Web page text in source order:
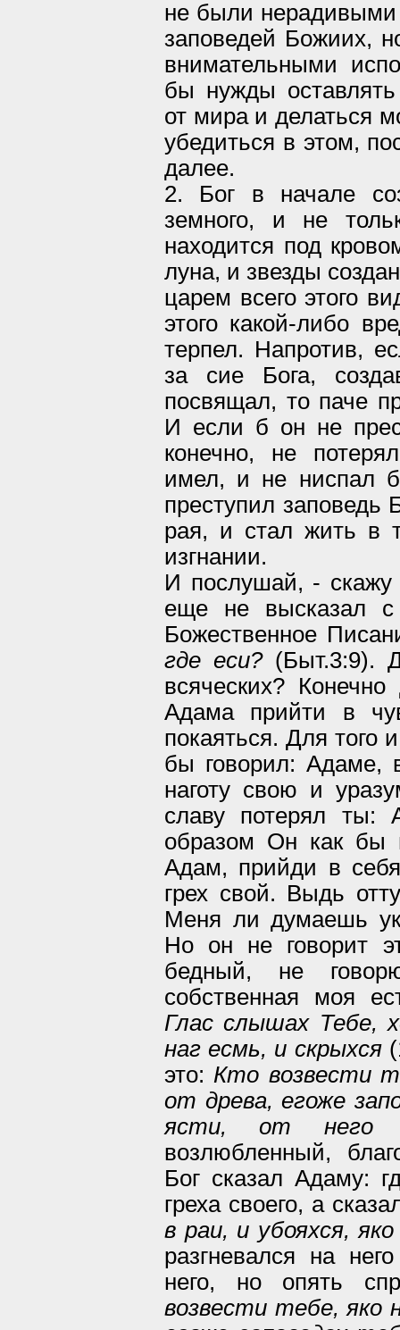
не были
заповедей Божиих,
внимательными
бы нужды
от мира и делаться
убедиться в этом,
далее.
2. Бог в начале
земного, и не
находится под
луна, и звезды
царем всего этого
этого какой-либо
терпел. Напротив,
за сие Бога,
посвящал, то паче
И если б он не
конечно, не
имел, и не ниспал
преступил заповедь
рая, и стал жить в
изгнании.
И послушай, - скажу
еще не высказал с
Божественное
где еси?(Быт.3:9).
всяческих?
Адама прийти в
покаяться. Для того
бы говорил: Адаме,
наготу свою и
славу потерял ты:
образом Он как бы
Адам, прийди в
грех свой. Выдь
Меня ли думаешь
Но он не говорит
бедный, не
собственная моя
Глас слышах Тебе,
наг есмь, и скрыхся
это: Кто возвести
от древа, егоже
ясти, от него
возлюбленный,
Бог сказал Адаму:
греха своего, а
в раи, и убояхся,
разгневался на
него, но опять
возвести тебе, яко